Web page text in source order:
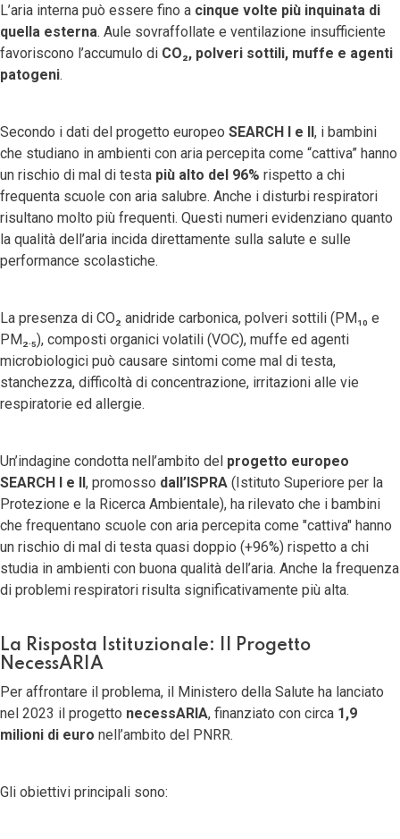
L’aria interna può essere fino a cinque volte più inquinata di
quella esterna. Aule sovraffollate e ventilazione insufficiente
favoriscono l’accumulo di CO₂, polveri sottili, muffe e agenti
patogeni.
Secondo i dati del progetto europeo SEARCH I e II, i bambini
che studiano in ambienti con aria percepita come “cattiva” hanno
un rischio di mal di testa più alto del 96% rispetto a chi
frequenta scuole con aria salubre. Anche i disturbi respiratori
risultano molto più frequenti. Questi numeri evidenziano quanto
la qualità dell’aria incida direttamente sulla salute e sulle
performance scolastiche.
La presenza di CO₂ anidride carbonica, polveri sottili (PM₁₀ e
PM₂.₅), composti organici volatili (VOC), muffe ed agenti
microbiologici può causare sintomi come mal di testa,
stanchezza, difficoltà di concentrazione, irritazioni alle vie
respiratorie ed allergie.
Un’indagine condotta nell’ambito del progetto europeo
SEARCH I e II, promosso dall’ISPRA (Istituto Superiore per la
Protezione e la Ricerca Ambientale), ha rilevato che i bambini
che frequentano scuole con aria percepita come "cattiva" hanno
un rischio di mal di testa quasi doppio (+96%) rispetto a chi
studia in ambienti con buona qualità dell’aria. Anche la frequenza
di problemi respiratori risulta significativamente più alta.
La Risposta Istituzionale: Il Progetto
NecessARIA
Per affrontare il problema, il Ministero della Salute ha lanciato
nel 2023 il progetto necessARIA, finanziato con circa 1,9
milioni di euro nell’ambito del PNRR.
Gli obiettivi principali sono: